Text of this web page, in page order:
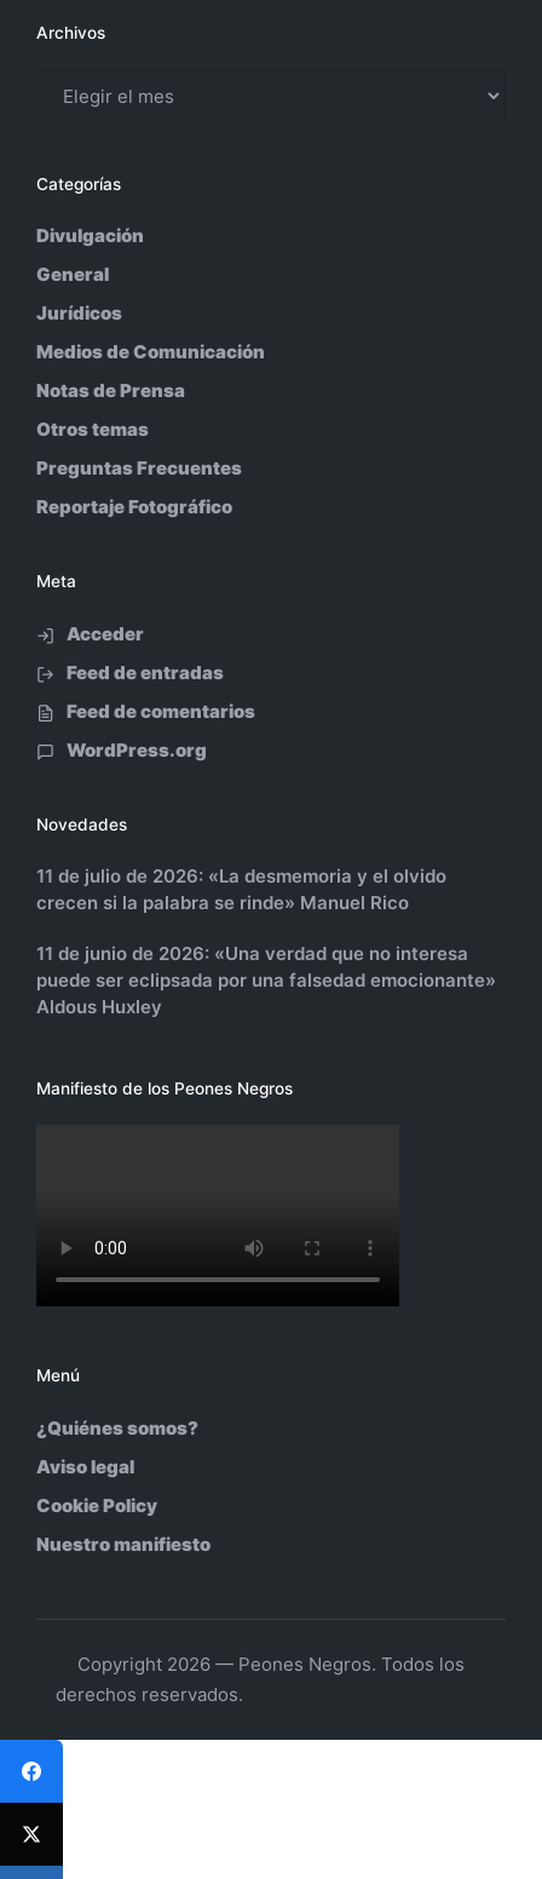
Archivos
Categorías
Divulgación
General
Jurídicos
Medios de Comunicación
Notas de Prensa
Otros temas
Preguntas Frecuentes
Reportaje Fotográfico
Meta
Acceder
Feed de entradas
Feed de comentarios
WordPress.org
Novedades
11 de julio de 2026: «La desmemoria y el olvido
crecen si la palabra se rinde» Manuel Rico
11 de junio de 2026: «Una verdad que no interesa
puede ser eclipsada por una falsedad emocionante»
Aldous Huxley
Manifiesto de los Peones Negros
Menú
¿Quiénes somos?
Aviso legal
Cookie Policy
Nuestro manifiesto
Copyright 2026 — Peones Negros. Todos los
derechos reservados.